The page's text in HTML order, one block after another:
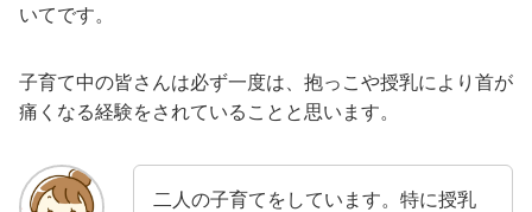
いてです。
子育て中の皆さんは必ず一度は、抱っこや授乳により首が
痛くなる経験をされていることと思います。
二人の子育てをしています。特に授乳